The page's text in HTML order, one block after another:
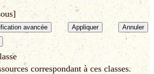
avancée Appliquer
Annuler
correspondant à ces classes.